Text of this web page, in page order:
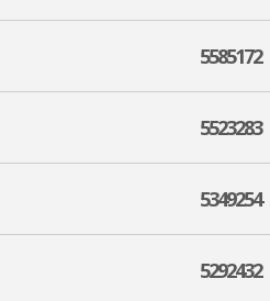
5585172
5523283
5349254
5292432